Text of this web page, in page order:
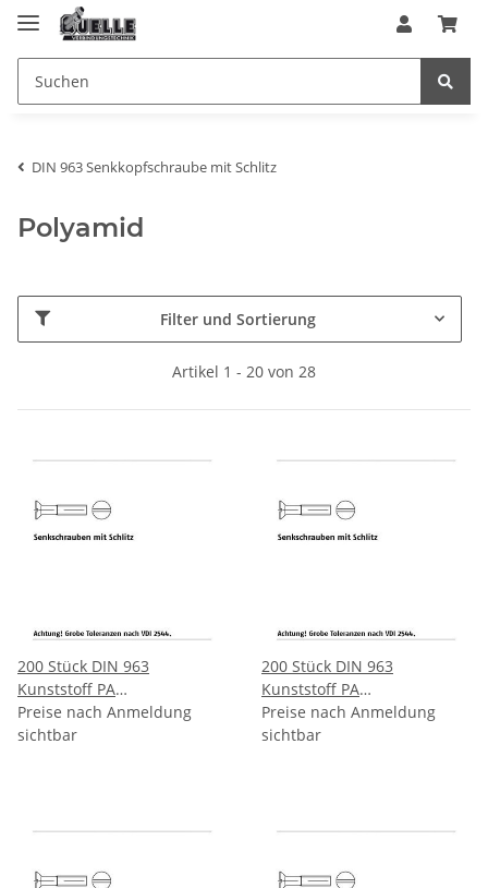
DIN 963 Senkkopfschraube mit Schlitz
Polyamid
Filter und Sortierung
Artikel 1 - 20 von 28
200 Stück DIN 963
Kunststoff PA
Senkkopfschrauben mit
Schlitz M3x6 mm
Preise nach Anmeldung
sichtbar
200 Stück DIN 963
Kunststoff PA
Senkkopfschrauben mit
Schlitz M3x8 mm
Preise nach Anmeldung
sichtbar